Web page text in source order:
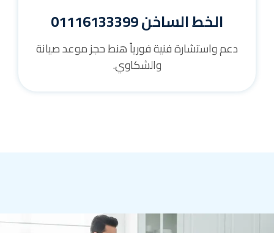
الخط الساخن 01116133399
دعم واستشارة فنية فورياً هنط حجز موعد صيانة
والشكاوي.